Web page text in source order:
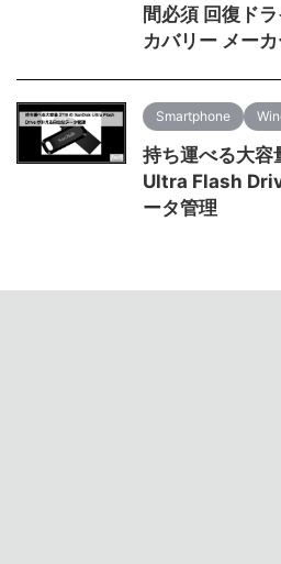
間必須 回復ド
カバリー メー
Smartphone
持ち運べる大
Ultra Flash
ータ管理